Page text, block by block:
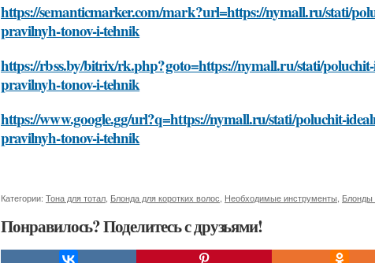
https://semanticmarker.com/mark?url=https://nymall.ru/stati/
pravilnyh-tonov-i-tehnik
https://rbss.by/bitrix/rk.php?goto=https://nymall.ru/stati/
pravilnyh-tonov-i-tehnik
https://www.google.gg/url?q=https://nymall.ru/stati/poluchit-
pravilnyh-tonov-i-tehnik
Категории: Тона для тотал Блонда для коротких волос Необходимые инструменты Блонды
Понравилось? Поделитесь с друзьями!